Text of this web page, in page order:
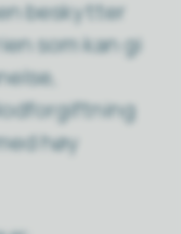
beskytter
som kan gi
høy